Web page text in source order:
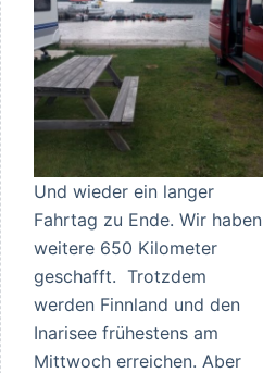
Und wieder ein langer
Fahrtag zu Ende. Wir haben
weitere 650 Kilometer
geschafft. Trotzdem
werden Finnland und den
Inarisee frühestens am
Mittwoch erreichen. Aber